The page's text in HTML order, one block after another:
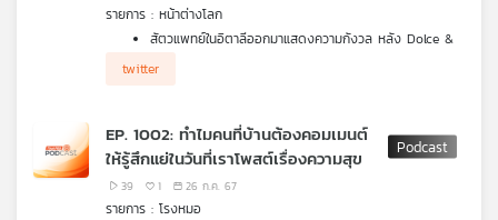
บทความ
รายการ : หน้าต่างโลก
สัตวแพทย์ในอิตาลีออกมาแสดงความกังวล หลัง Dolce &
สำหรับสุนัข
เศรษฐีชาวอเมริกันเจ้าของ X กลับกระโดดลงมาช่วยสุมไฟ
ความขัดแย้งให้บานปลายขึ้นไปอีก จนเกิดการตอบโต้ไปมาระ
หว่างมัสค์กับรัฐบาลอังกฤษ
twitter
EP. 1002: ทำไมคนที่บ้านต้องคอมเมนต์
ให้รู้สึกแย่ในวันที่เราโพสต์เรื่องความสุข
39 1 26 ก.ค. 67
รายการ : โรงหมอ